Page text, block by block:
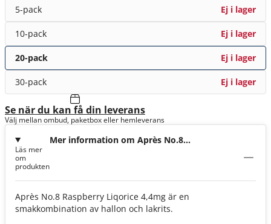
5-pack Ej i lager
10-pack Ej i lager
20-pack Ej i lager
30-pack Ej i lager
Se när du kan få din leverans
Välj mellan ombud, paketbox eller hemleverans
Mer information om Après No.8
Läs mer
om
produkten
Après No.8 Raspberry Liqorice 4,4mg är en
smakkombination av hallon och lakrits.